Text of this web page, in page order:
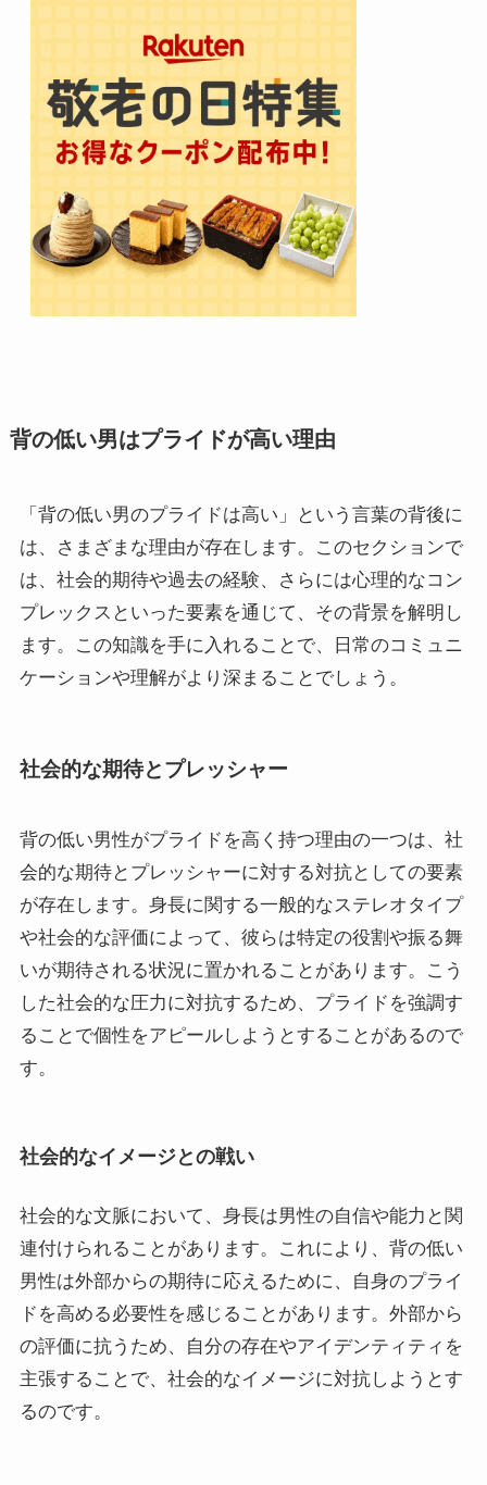
背の低い男はプライドが高い理由
「背の低い男のプライドは高い」という言葉の背後に
は、さまざまな理由が存在します。このセクションで
は、社会的期待や過去の経験、さらには心理的なコン
プレックスといった要素を通じて、その背景を解明し
ます。この知識を手に入れることで、日常のコミュニ
ケーションや理解がより深まることでしょう。
社会的な期待とプレッシャー
背の低い男性がプライドを高く持つ理由の一つは、社
会的な期待とプレッシャーに対する対抗としての要素
が存在します。身長に関する一般的なステレオタイプ
や社会的な評価によって、彼らは特定の役割や振る舞
いが期待される状況に置かれることがあります。こう
した社会的な圧力に対抗するため、プライドを強調す
ることで個性をアピールしようとすることがあるので
す。
社会的なイメージとの戦い
社会的な文脈において、身長は男性の自信や能力と関
連付けられることがあります。これにより、背の低い
男性は外部からの期待に応えるために、自身のプライ
ドを高める必要性を感じることがあります。外部から
の評価に抗うため、自分の存在やアイデンティティを
主張することで、社会的なイメージに対抗しようとす
るのです。